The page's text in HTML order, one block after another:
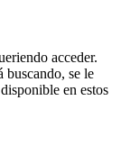
acceder.
buscando, se le
en estos